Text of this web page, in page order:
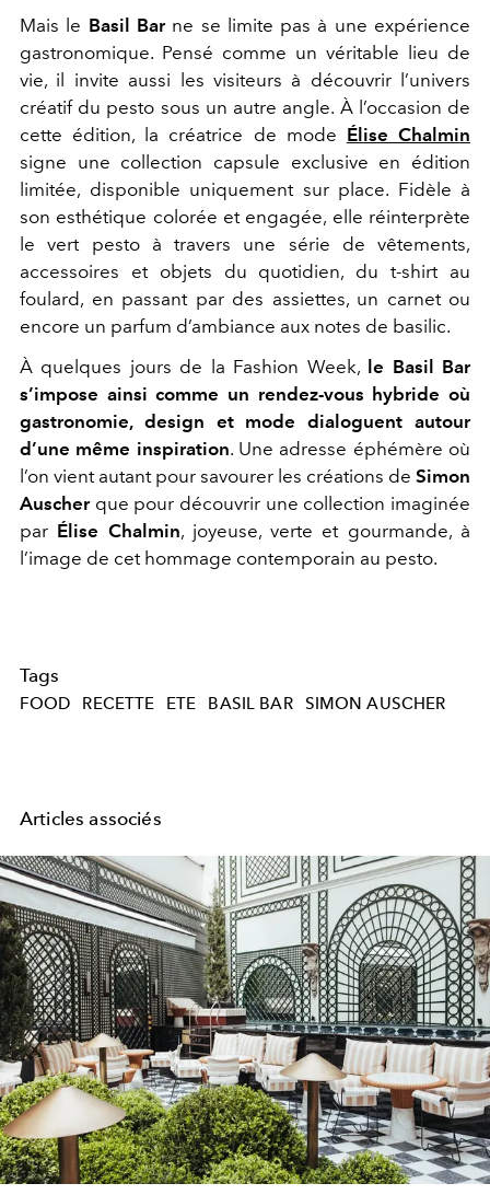
Mais le Basil Bar ne se limite pas à une expérience
gastronomique. Pensé comme un véritable lieu de
vie, il invite aussi les visiteurs à découvrir l’univers
créatif du pesto sous un autre angle. À l’occasion de
cette édition, la créatrice de mode Élise Chalmin
signe une collection capsule exclusive en édition
limitée, disponible uniquement sur place. Fidèle à
son esthétique colorée et engagée, elle réinterprète
le vert pesto à travers une série de vêtements,
accessoires et objets du quotidien, du t-shirt au
foulard, en passant par des assiettes, un carnet ou
encore un parfum d’ambiance aux notes de basilic.
À quelques jours de la Fashion Week, le Basil Bar
s’impose ainsi comme un rendez-vous hybride où
gastronomie, design et mode dialoguent autour
d’une même inspiration. Une adresse éphémère où
l’on vient autant pour savourer les créations de Simon
Auscherque pour découvrir une collection imaginée
par Élise Chalmin, joyeuse, verte et gourmande, à
l’image de cet hommage contemporain au pesto.
Tags
FOOD RECETTE ETE BASIL BAR SIMON AUSCHER
Articles associés